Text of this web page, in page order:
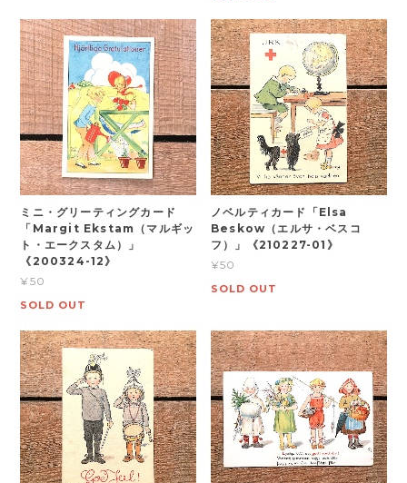
ミニ・グリーティングカード
「Margit Ekstam（マルギッ
ト・エークスタム）」
《200324-12》
¥50
SOLD OUT
ノベルティカード「Elsa
Beskow（エルサ・ベスコ
フ）」《210227-01》
¥50
SOLD OUT